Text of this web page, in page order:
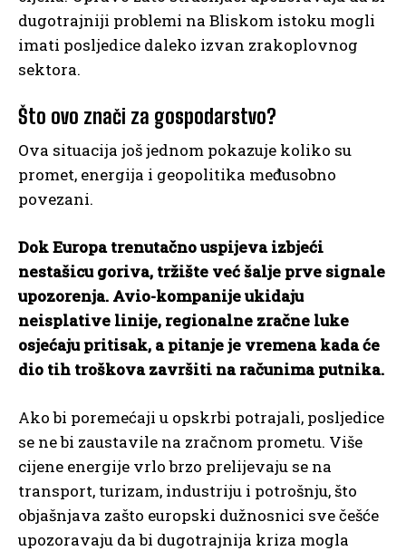
dugotrajniji problemi na Bliskom istoku mogli
imati posljedice daleko izvan zrakoplovnog
sektora.
Što ovo znači za gospodarstvo?
Ova situacija još jednom pokazuje koliko su
promet, energija i geopolitika međusobno
povezani.
Dok Europa trenutačno uspijeva izbjeći
nestašicu goriva, tržište već šalje prve signale
upozorenja. Avio-kompanije ukidaju
neisplative linije, regionalne zračne luke
osjećaju pritisak, a pitanje je vremena kada će
dio tih troškova završiti na računima putnika.
Ako bi poremećaji u opskrbi potrajali, posljedice
se ne bi zaustavile na zračnom prometu. Više
cijene energije vrlo brzo prelijevaju se na
transport, turizam, industriju i potrošnju, što
objašnjava zašto europski dužnosnici sve češće
upozoravaju da bi dugotrajnija kriza mogla